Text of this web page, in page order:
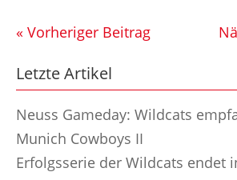
« Vorheriger Beitrag
Letzte Artikel
Neuss Gameday: Wildcats
Munich Cowboys II
Erfolgsserie der Wildcats endet